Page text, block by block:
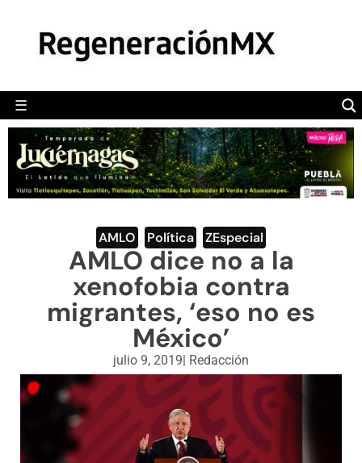
☰
POLÍTICA
CAMALEÓN
OPINIÓN
DEPORTES
ENGLISH SECTION
VIDEOS
AMLO Política ZEspecial
AMLO dice no a la
xenofobia contra
migrantes, ‘eso no es
México’
julio 9, 2019| Redacción